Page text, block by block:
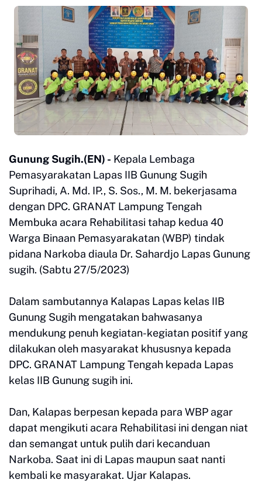
Gunung Sugih.(EN) - Kepala Lembaga
Pemasyarakatan Lapas IIB Gunung Sugih
Suprihadi, A. Md. IP., S. Sos., M. M. bekerjasama
dengan DPC. GRANAT Lampung Tengah
Membuka acara Rehabilitasi tahap kedua 40
Warga Binaan Pemasyarakatan (WBP) tindak
pidana Narkoba diaula Dr. Sahardjo Lapas Gunung
sugih. (Sabtu 27/5/2023)
Dalam sambutannya Kalapas Lapas kelas IIB
Gunung Sugih mengatakan bahwasanya
mendukung penuh kegiatan-kegiatan positif yang
dilakukan oleh masyarakat khususnya kepada
DPC. GRANAT Lampung Tengah kepada Lapas
kelas IIB Gunung sugih ini.
Dan, Kalapas berpesan kepada para WBP agar
dapat mengikuti acara Rehabilitasi ini dengan niat
dan semangat untuk pulih dari kecanduan
Narkoba. Saat ini di Lapas maupun saat nanti
kembali ke masyarakat. Ujar Kalapas.